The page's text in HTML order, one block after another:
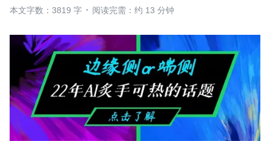
本文字数：3819 字
阅读完需：约 13 分钟